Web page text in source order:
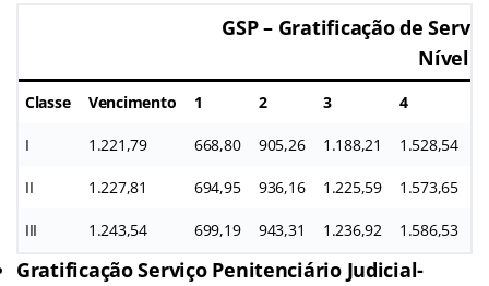
GSP – Gratificação de
Nível
Classe Vencimento 1 2 3 4
I 1.221,79 668,80 905,26 1.188,21 1.528,54
II 1.227,81 694,95 936,16 1.225,59 1.573,65
III 1.243,54 699,19 943,31 1.236,92 1.586,53
Gratificação Serviço Penitenciário Judicial-